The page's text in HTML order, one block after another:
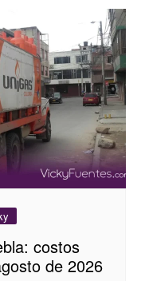
costos
de 2026